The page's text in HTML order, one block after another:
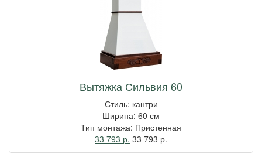
Вытяжка Сильвия 60
Стиль: кантри
Ширина: 60 см
Тип монтажа: Пристенная
33 793 р. 33 793 р.